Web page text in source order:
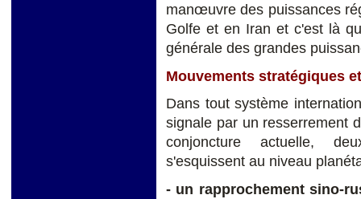
manœuvre des puissances
Golfe et en Iran et c'est là
générale des grandes
Mouvements stratégiques
Dans tout système
signale par un resserrement
conjoncture actuelle,
s'esquissent au niveau
- un rapprochement sino-